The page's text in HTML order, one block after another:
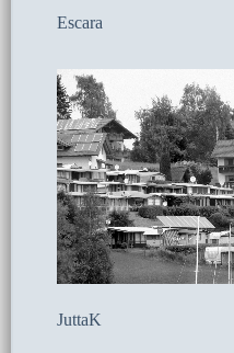
Escara
JuttaK